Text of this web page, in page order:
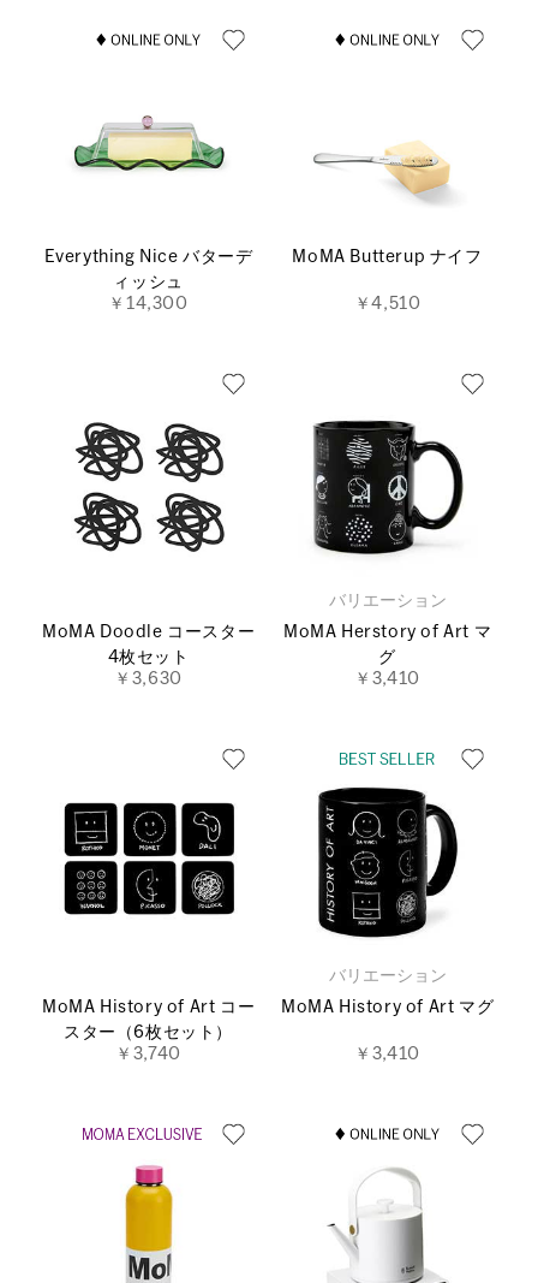
Everything Nice バターデ
ィッシュ
￥14,300
MoMA Butterup ナイフ
￥4,510
MoMA Doodle コースター
4枚セット
￥3,630
バリエーション
MoMA Herstory of Art マ
グ
￥3,410
MoMA History of Art コー
スター（6枚セット）
￥3,740
バリエーション
MoMA History of Art マグ
￥3,410